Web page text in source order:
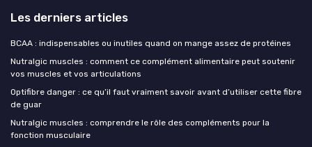
Les derniers articles
BCAA : indispensables ou inutiles quand on mange assez de protéines
Nutralgic muscles : comment ce complément alimentaire peut soutenir
vos muscles et vos articulations
Optifibre danger : ce qu’il faut vraiment savoir avant d’utiliser cette fibre
de guar
Nutralgic muscles : comprendre le rôle des compléments pour la
fonction musculaire